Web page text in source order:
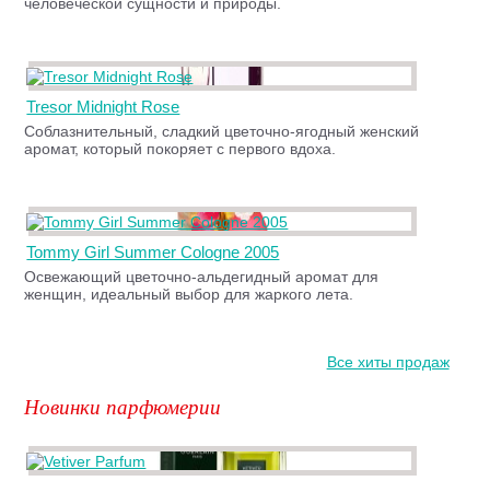
человеческой сущности и природы.
Tresor Midnight Rose
Соблазнительный, сладкий цветочно-ягодный женский
аромат, который покоряет с первого вдоха.
Tommy Girl Summer Cologne 2005
Освежающий цветочно-альдегидный аромат для
женщин, идеальный выбор для жаркого лета.
Все хиты продаж
Новинки парфюмерии